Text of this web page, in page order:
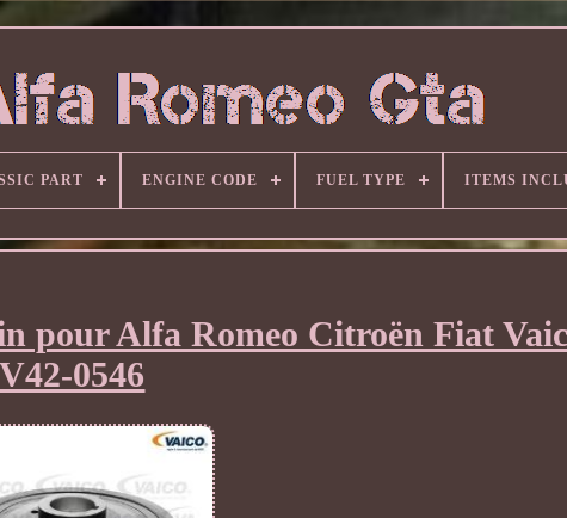
PART ENGINE CODE FUEL TYPE ITEMS
pour Alfa Romeo Citroën Fiat
V42-0546